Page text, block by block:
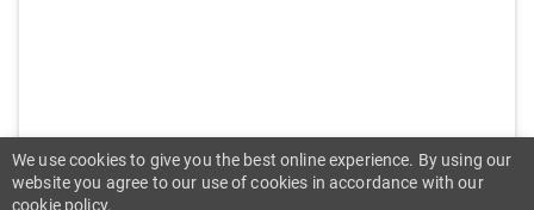
Urteil des Gerichtshofs (Siebte Kammer) vom 7.
We use cookies to give you the best online experience. By using our
website you agree to our use of cookies in accordance with our
cookie policy.